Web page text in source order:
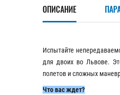
ОПИСАНИЕ
Испытайте
для двоих во Львове.
полетов и сложных
Что вас ждет?